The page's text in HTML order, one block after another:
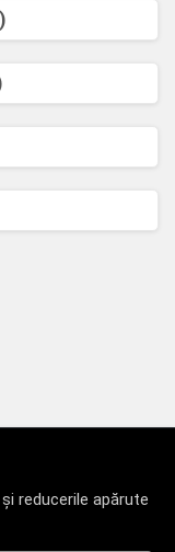
reducerile apărute